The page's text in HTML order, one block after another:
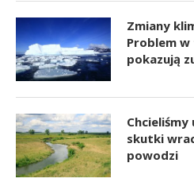
Zmiany
Problem
pokazują
skutki
powodzi